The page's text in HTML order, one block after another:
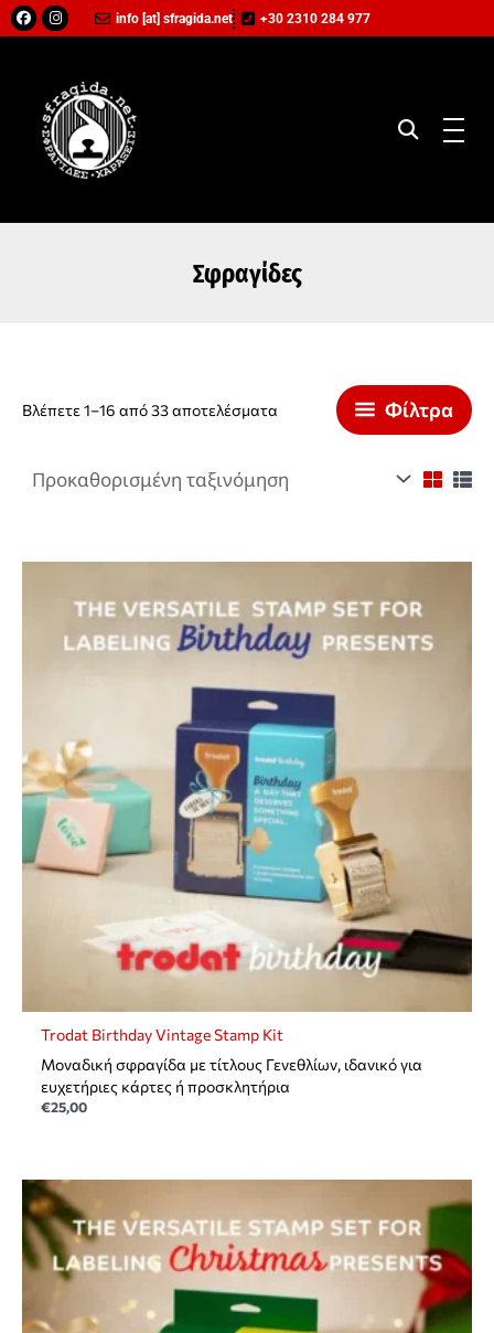
Μετάβαση
στο
FacebookInstagraminfo [at] sfragida.net +30 2310 284 977
Σφραγίδες
Βλέπετε 1–16 από 33 αποτελέσματα Φίλτρα
Trodat Birthday Vintage Stamp Kit
Mοναδική σφραγίδα με τίτλους Γενεθλίων, ιδανικό για
ευχετήριες κάρτες ή προσκλητήρια
€25,00